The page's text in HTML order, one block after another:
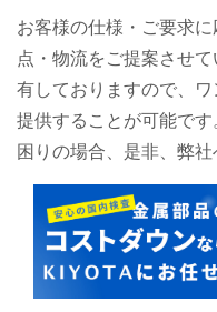
お客様の仕様・ご要求
点・物流をご提案させ
有しておりますので、
提供することが可能で
困りの場合、是非、弊